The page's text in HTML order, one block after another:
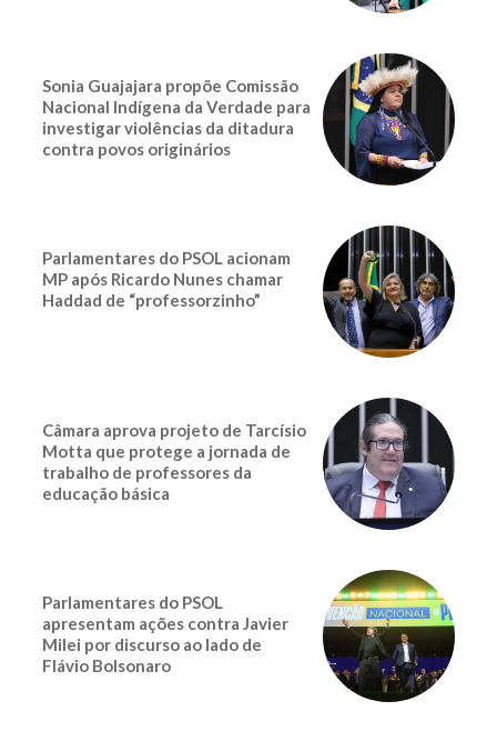
Sonia Guajajara propõe Comissão
Nacional Indígena da Verdade para
investigar violências da ditadura
contra povos originários
Parlamentares do PSOL acionam
MP após Ricardo Nunes chamar
Haddad de “professorzinho”
Câmara aprova projeto de Tarcísio
Motta que protege a jornada de
trabalho de professores da
educação básica
Parlamentares do PSOL
apresentam ações contra Javier
Milei por discurso ao lado de
Flávio Bolsonaro